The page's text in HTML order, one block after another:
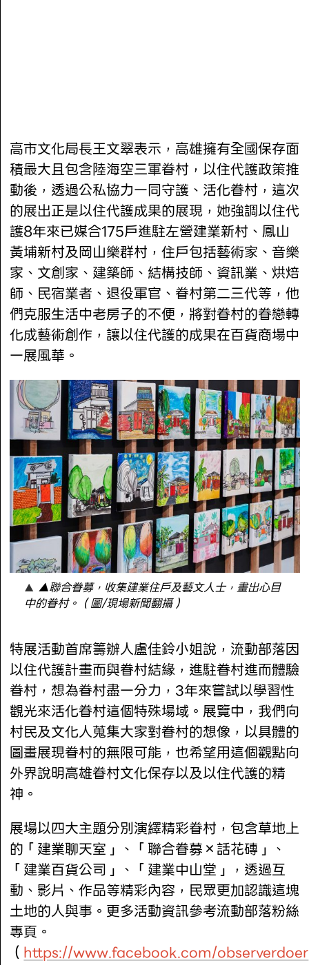
高市文化局長王文翠表示，高雄擁有全國保存面
積最大且包含陸海空三軍眷村，以住代護政策推
動後，透過公私協力一同守護、活化眷村，這次
的展出正是以住代護成果的展現，她強調以住代
護8年來已媒合175戶進駐左營建業新村、鳳山
黃埔新村及岡山樂群村，住戶包括藝術家、音樂
家、文創家、建築師、結構技師、資訊業、烘焙
師、民宿業者、退役軍官、眷村第二三代等，他
們克服生活中老房子的不便，將對眷村的眷戀轉
化成藝術創作，讓以住代護的成果在百貨商場中
一展風華。
▲聯合眷募，收集建業住戶及藝文人士，畫出心目
中的眷村。（圖/現場新聞翻攝）
特展活動首席籌辦人盧佳鈴小姐說，流動部落因
以住代護計畫而與眷村結緣，進駐眷村進而體驗
眷村，想為眷村盡一分力，3年來嘗試以學習性
觀光來活化眷村這個特殊場域。展覽中，我們向
村民及文化人蒐集大家對眷村的想像，以具體的
圖畫展現眷村的無限可能，也希望用這個觀點向
外界說明高雄眷村文化保存以及以住代護的精
神。
展場以四大主題分別演繹精彩眷村，包含草地上
的「建業聊天室」、「聯合眷募×話花磚」、
「建業百貨公司」、「建業中山堂」，透過互
動、影片、作品等精彩內容，民眾更加認識這塊
土地的人與事。更多活動資訊參考流動部落粉絲
專頁。
（ https://www.facebook.com/observerdoer